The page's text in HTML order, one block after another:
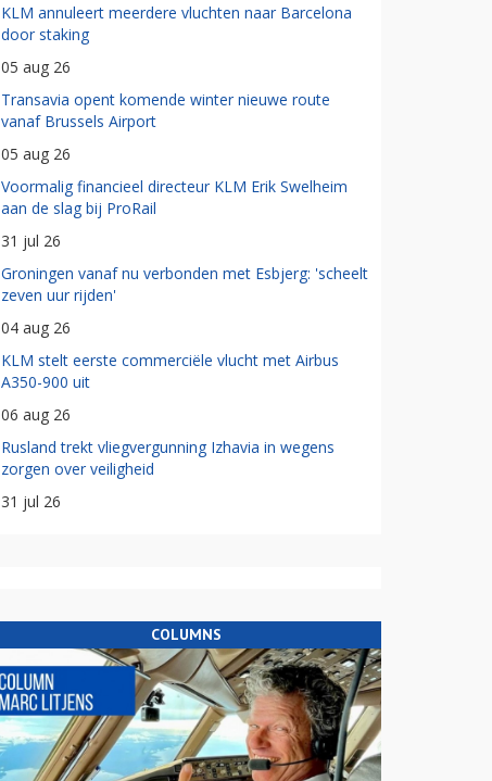
KLM annuleert meerdere vluchten naar Barcelona
door staking
05 aug 26
Transavia opent komende winter nieuwe route
vanaf Brussels Airport
05 aug 26
Voormalig financieel directeur KLM Erik Swelheim
aan de slag bij ProRail
31 jul 26
Groningen vanaf nu verbonden met Esbjerg: 'scheelt
zeven uur rijden'
04 aug 26
KLM stelt eerste commerciële vlucht met Airbus
A350-900 uit
06 aug 26
Rusland trekt vliegvergunning Izhavia in wegens
zorgen over veiligheid
31 jul 26
COLUMNS